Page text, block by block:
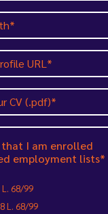
CV (.pdf)*
I am enrolled
employment lists*
L. 68/99
L. 68/99